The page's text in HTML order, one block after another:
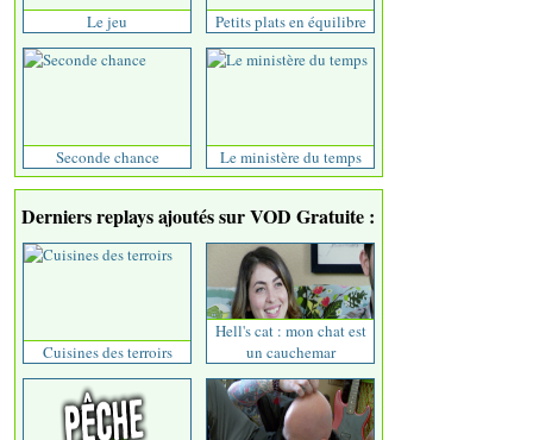
Le jeu Petits plats en équilibre
Seconde chance Le ministère du temps
Derniers replays ajoutés sur VOD Gratuite :
Cuisines des terroirs
Hell's cat : mon chat est
un cauchemar